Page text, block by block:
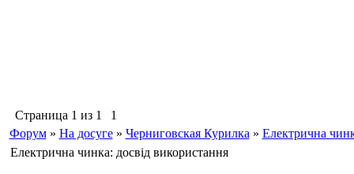
Страница 1 из 1
1
Форум » На досуге » Черниговская Курилка » Електрична
Електрична чинка: досвід використання